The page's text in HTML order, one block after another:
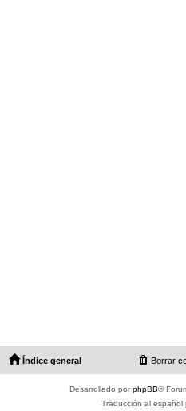
Índice general Borrar
Desarrollado porphpBB®
Traducción al español